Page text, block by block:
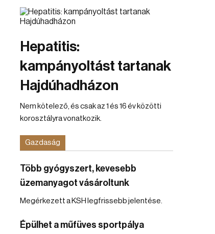
Hepatitis:
kampányoltást tartanak
Hajdúhadházon
Nem kötelező, és csak az 1 és 16 év közötti
korosztályra vonatkozik.
Gazdaság
Több gyógyszert, kevesebb
üzemanyagot vásároltunk
Megérkezett a KSH legfrissebb jelentése.
Épülhet a műfüves sportpálya